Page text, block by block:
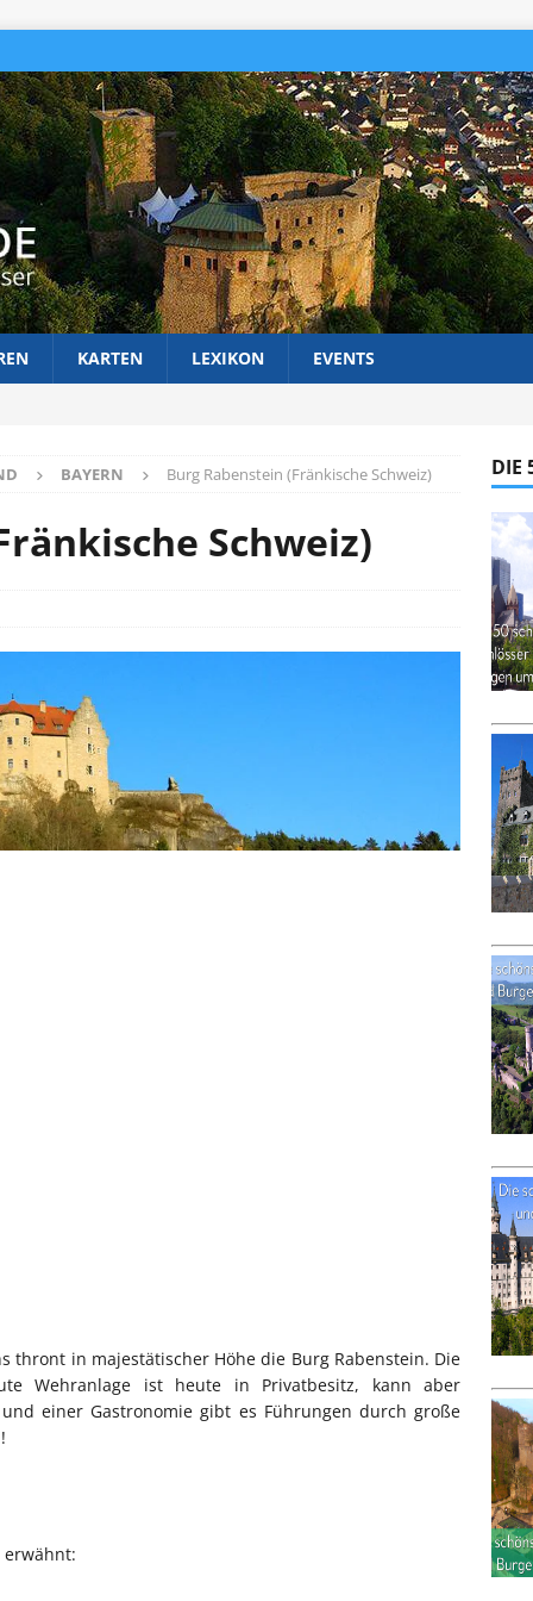
KARTEN LEXIKON EVENTS
BAYERN Burg Rabenstein (Fränkische Schweiz)
Schweiz)
thront in majestätischer Höhe die Burg Rabenstein. Die
Wehranlage ist heute in Privatbesitz, kann aber
einer Gastronomie gibt es Führungen durch große
DIE